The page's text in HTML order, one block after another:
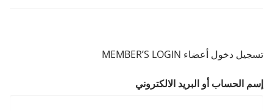
تسجيل دخول أعضاء MEMBER’S LOGIN
إسم الحساب أو البريد الالكتروني